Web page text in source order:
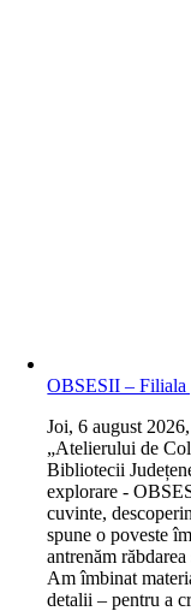
OBSESII – Filiala
Joi, 6 august
„Atelierului de
Bibliotecii
explorare -
cuvinte,
spune o poveste
antrenăm
Am îmbinat
detalii – pentru a